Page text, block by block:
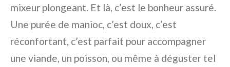
mixeur plongeant. Et là, c’est le bonheur assuré.
Une purée de manioc, c’est doux, c’est
réconfortant, c’est parfait pour accompagner
une viande, un poisson, ou même à déguster tel